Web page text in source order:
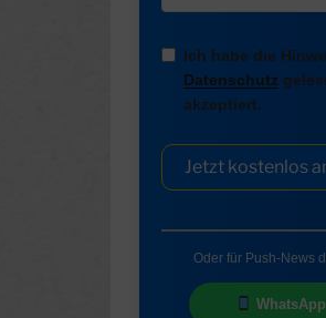
Ich habe die
Datenschutz
akzeptiert.
Jetzt kostenlos
Oder für Push-News